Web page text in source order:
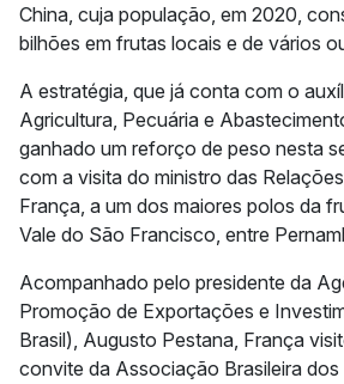
China, cuja população, em 2020,
bilhões em frutas locais e de vários
A estratégia, que já conta com o
Agricultura, Pecuária e
ganhado um reforço de peso nesta
com a visita do ministro das
França, a um dos maiores polos da
Vale do São Francisco, entre
Acompanhado pelo presidente da
Promoção de Exportações e
Brasil), Augusto Pestana, França
convite da Associação Brasileira